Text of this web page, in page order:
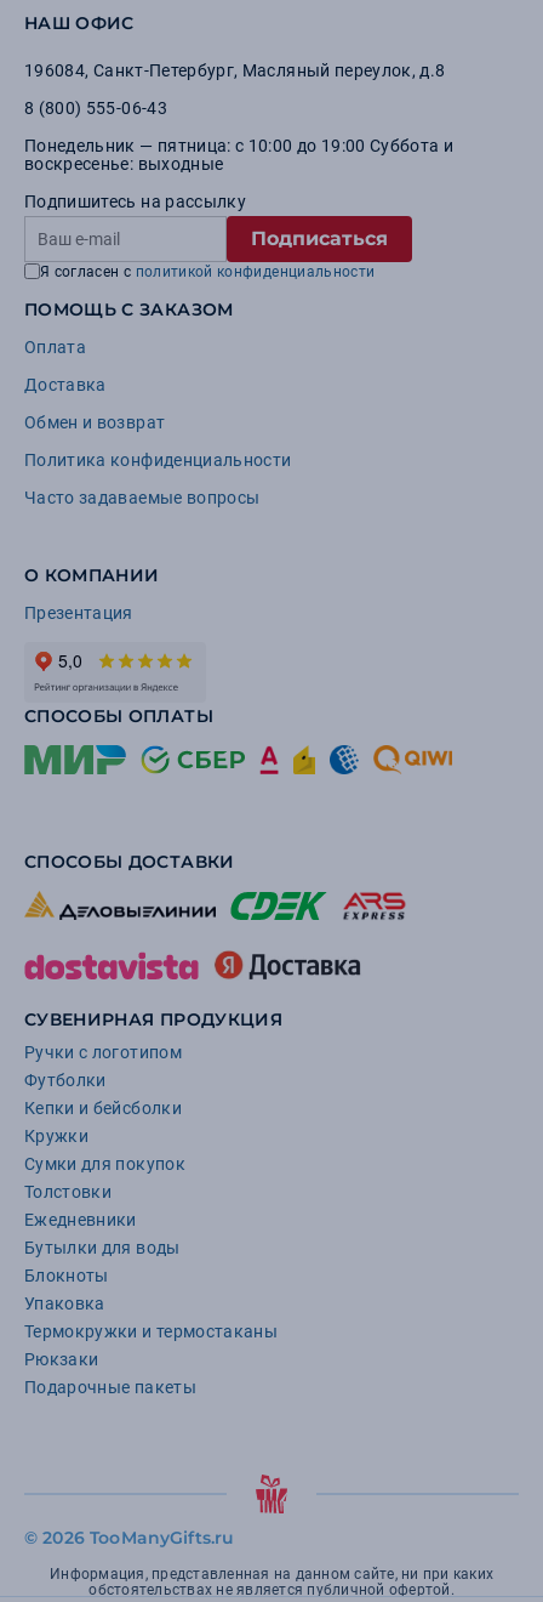
НАШ ОФИС
196084, Санкт-Петербург, Масляный переулок, д.8
8 (800) 555-06-43
Понедельник — пятница: с 10:00 до 19:00 Суббота и
воскресенье: выходные
Подпишитесь на рассылку
Подписаться
Я согласен с политикой конфиденциальности
ПОМОЩЬ С ЗАКАЗОМ
Оплата
Доставка
Обмен и возврат
Политика конфиденциальности
Часто задаваемые вопросы
О КОМПАНИИ
Презентация
СПОСОБЫ ОПЛАТЫ
СПОСОБЫ ДОСТАВКИ
СУВЕНИРНАЯ ПРОДУКЦИЯ
Ручки с логотипом
Футболки
Кепки и бейсболки
Кружки
Сумки для покупок
Толстовки
Ежедневники
Бутылки для воды
Блокноты
Упаковка
Термокружки и термостаканы
Рюкзаки
Подарочные пакеты
© 2026 TooManyGifts.ru
Информация, представленная на данном сайте, ни при каких
обстоятельствах не является публичной офертой.